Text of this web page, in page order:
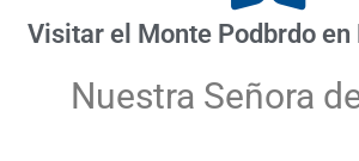
Visitar el Monte Podbrdo
Nuestra Señora